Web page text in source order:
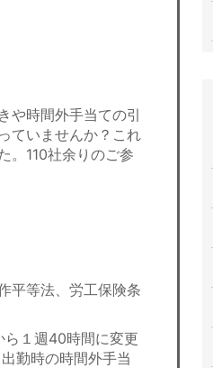
や時間外手当ての引
ていませんか？これ
。110社余りのご参
平等法、労工保険条
１週40時間に変更
勤時の時間外手当